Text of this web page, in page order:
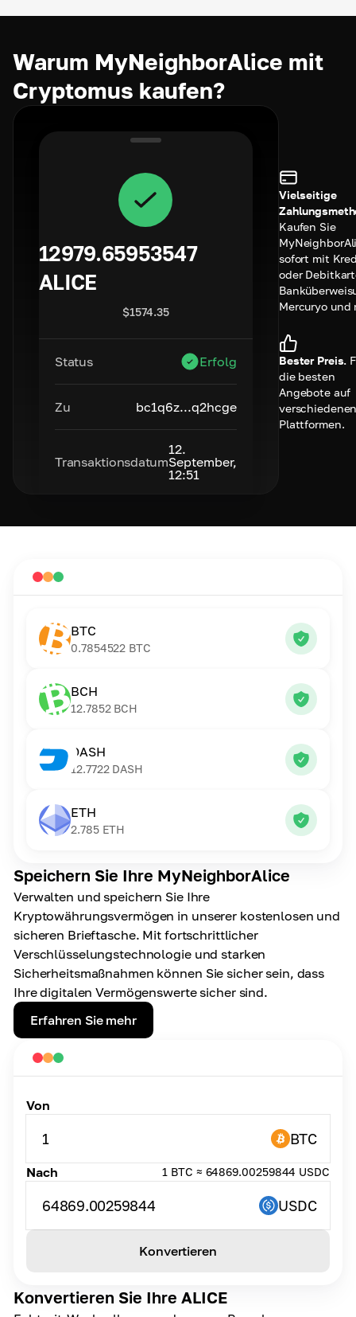
Warum MyNeighborAlice mit
Cryptomus kaufen?
12979.65953547
ALICE
$1574.35
Status Erfolg
Zu bc1q6z...q2hcge
Transaktionsdatum
12.
September,
12:51
Vielseitige
Kaufen Sie
sofort mit
oder
Mercuryo und
Bester Preis.
die besten
Angebote auf
Plattformen.
Speichern Sie Ihre MyNeighborAlice
Verwalten und speichern Sie Ihre
Kryptowährungsvermögen in unserer kostenlosen und
sicheren Brieftasche. Mit fortschrittlicher
Verschlüsselungstechnologie und starken
Sicherheitsmaßnahmen können Sie sicher sein, dass
Ihre digitalen Vermögenswerte sicher sind.
Erfahren Sie mehr
BTC
0.7854522 BTC
BCH
12.7852 BCH
DASH
12.7722 DASH
ETH
2.785 ETH
Konvertieren Sie Ihre ALICE
Von
1 BTC
Nach 1 BTC ≈ 64869.00259844 USDC
64869.00259844 USDC
Konvertieren